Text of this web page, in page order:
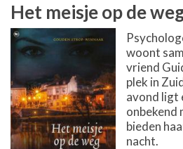
Het meisje op de
woont
vriend
plek in
avond ligt
onbekend
bieden
nacht.